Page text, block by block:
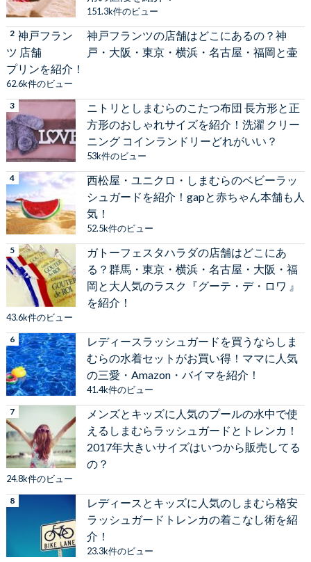
151.3k件のビュー
神戸フランツの店舗はどこにあるの？神
戸・大阪・東京・横浜・名古屋・福岡と壷
プリンを紹介！
62.6k件のビュー
ニトリとしまむらのこたつ布団 長方形と正
方形のおしゃれサイズを紹介！洗濯 クリー
ニング コインランドリーどれがいい？
53k件のビュー
西松屋・ユニクロ・しまむらのベビーラッ
シュガードを紹介！gapと赤ちゃん本舗も人
気！
52.5k件のビュー
ガトーフェスタハラダの店舗はどこにあ
る？群馬・東京・横浜・名古屋・大阪・福
岡と大人気のラスク『グーテ・デ・ロワ 』
を紹介！
43.6k件のビュー
レディースラッシュガードを買うならしま
むらの水着セットがお買い得！ママに人気
の三愛・Amazon・バイマを紹介！
41.4k件のビュー
メンズとキッズに人気のプールの水中で使
えるしまむらラッシュガードとトレンカ！
2017年大きいサイズはいつから販売してる
の？
24.8k件のビュー
レディースとキッズに人気のしまむら格安
ラッシュガードトレンカの着こなし術を紹
介！
23.3k件のビュー